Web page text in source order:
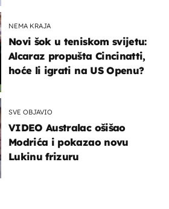
NEMA KRAJA
Novi šok u teniskom svijetu:
Alcaraz propušta Cincinatti,
hoće li igrati na US Openu?
SVE OBJAVIO
VIDEO Australac ošišao
Modrića i pokazao novu
Lukinu frizuru